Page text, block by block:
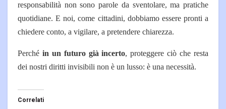
responsabilità non sono parole da sventolare, ma pratiche
quotidiane. E noi, come cittadini, dobbiamo essere pronti a
chiedere conto, a vigilare, a pretendere chiarezza.
Perché in un futuro già incerto, proteggere ciò che resta
dei nostri diritti invisibili non è un lusso: è una necessità.
Correlati